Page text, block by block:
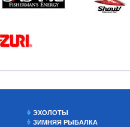
ЭХОЛОТЫ
ЗИМНЯЯ РЫБАЛКА